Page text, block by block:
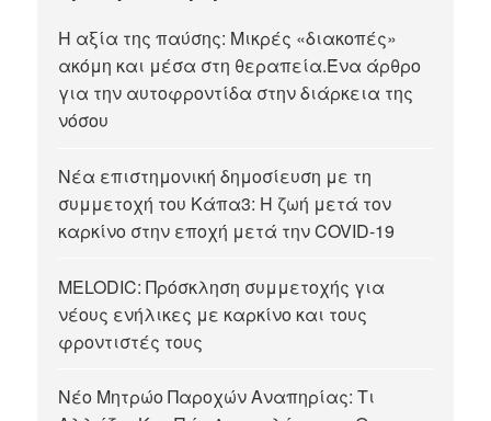
Η αξία της παύσης: Μικρές «διακοπές»
ακόμη και μέσα στη θεραπεία.Ένα άρθρο
για την αυτοφροντίδα στην διάρκεια της
νόσου
Νέα επιστημονική δημοσίευση με τη
συμμετοχή του Κάπα3: Η ζωή μετά τον
καρκίνο στην εποχή μετά την COVID-19
MELODIC: Πρόσκληση συμμετοχής για
νέους ενήλικες με καρκίνο και τους
φροντιστές τους
Νέο Μητρώο Παροχών Αναπηρίας: Τι